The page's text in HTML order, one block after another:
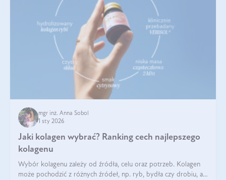
mgr inż. Anna Sobol
1 sty 2026
Jaki kolagen wybrać? Ranking cech najlepszego
kolagenu
Wybór kolagenu zależy od źródła, celu oraz potrzeb. Kolagen
może pochodzić z różnych źródeł, np. ryb, bydła czy drobiu, a